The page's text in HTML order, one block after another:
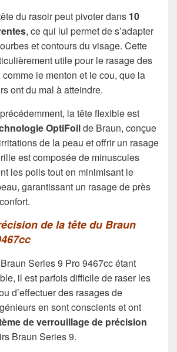
du rasoir peut pivoter dans 10
, ce qui lui permet de s’adapter
et contours du visage. Cette
utile pour le rasage des
comme le menton et le cou, que la
ont du mal à atteindre.
la tête flexible est
OptiFoilde Braun, conçue
de la peau et offrir un rasage
est composée de minuscules
les poils tout en minimisant le
garantissant un rasage de près
de la tête du Braun
Series 9 Pro 9467cc étant
il est parfois difficile de raser les
d’effectuer des rasages de
en sont conscients et ont
de verrouillage de précision
Braun Series 9.